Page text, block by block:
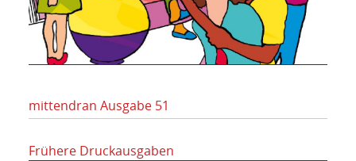
mittendran Ausgabe 51
Frühere Druckausgaben